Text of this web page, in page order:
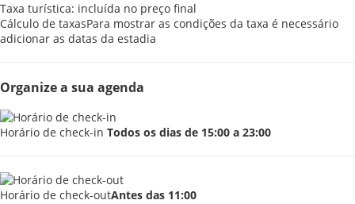
Taxa turística: incluída no preço final
Cálculo de taxasPara mostrar as condições da taxa é necessário
adicionar as datas da estadia
Organize a sua agenda
Horário de check-in Todos os dias de 15:00 a 23:00
Horário de check-outAntes das 11:00